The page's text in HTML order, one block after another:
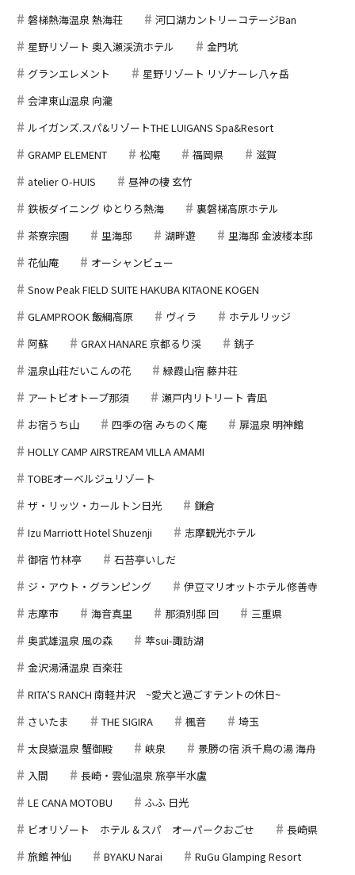
磐梯熱海温泉 熱海荘
河口湖カントリーコテージBan
星野リゾート 奥入瀬渓流ホテル
金門坑
グランエレメント
星野リゾート リゾナーレ八ヶ岳
会津東山温泉 向瀧
ルイガンズ.スパ&リゾートTHE LUIGANS Spa&Resort
GRAMP ELEMENT
松庵 福岡県
滋賀
atelier O-HUIS
昼神の棲 玄竹
鉄板ダイニング ゆとりろ熱海
裏磐梯高原ホテル
茶寮宗園
里海邸 湖畔遊
里海邸 金波楼本邸
花仙庵
オーシャンビュー
Snow Peak FIELD SUITE HAKUBA KITAONE KOGEN
GLAMPROOK 飯綱高原
ヴィラ
ホテルリッジ
阿蘇
GRAX HANARE 京都るり渓
銚子
温泉山荘だいこんの花
緑霞山宿 藤井荘
アートビオトープ那須
瀬戸内リトリート 青凪
お宿うち山
四季の宿 みちのく庵
扉温泉 明神館
HOLLY CAMP AIRSTREAM VILLA AMAMI
TOBEオーベルジュリゾート
ザ・リッツ・カールトン日光
鎌倉
Izu Marriott Hotel Shuzenji
志摩観光ホテル
御宿 竹林亭
石苔亭いしだ
ジ・アウト・グランピング
伊豆マリオットホテル修善寺
志摩市
海音真里 那須別邸 回
三重県
奥武雄温泉 風の森
萃sui-諏訪湖
金沢湯涌温泉 百楽荘
RITA’S RANCH 南軽井沢 ~愛犬と過ごすテントの休日~
さいたま
THE SIGIRA 楓音
埼玉
太良嶽温泉 蟹御殿
峡泉
景勝の宿 浜千鳥の湯 海舟
入間
長崎・雲仙温泉 旅亭半水盧
LE CANA MOTOBU
ふふ 日光
ビオリゾート ホテル＆スパ オーパークおごせ
長崎県
旅館 神仙
BYAKU Narai
RuGu Glamping Resort